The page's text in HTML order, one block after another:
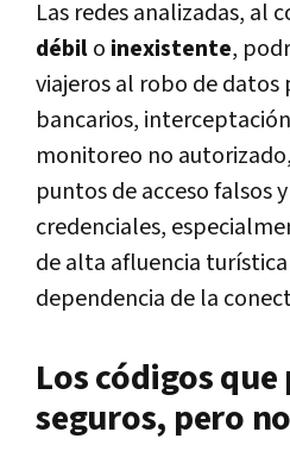
Las redes analizadas, al
débilo inexistente,
viajeros al robo de datos
bancarios,
monitoreo no
puntos de acceso falsos
credenciales,
de alta afluencia
dependencia de la
Los códigos que
seguros, pero